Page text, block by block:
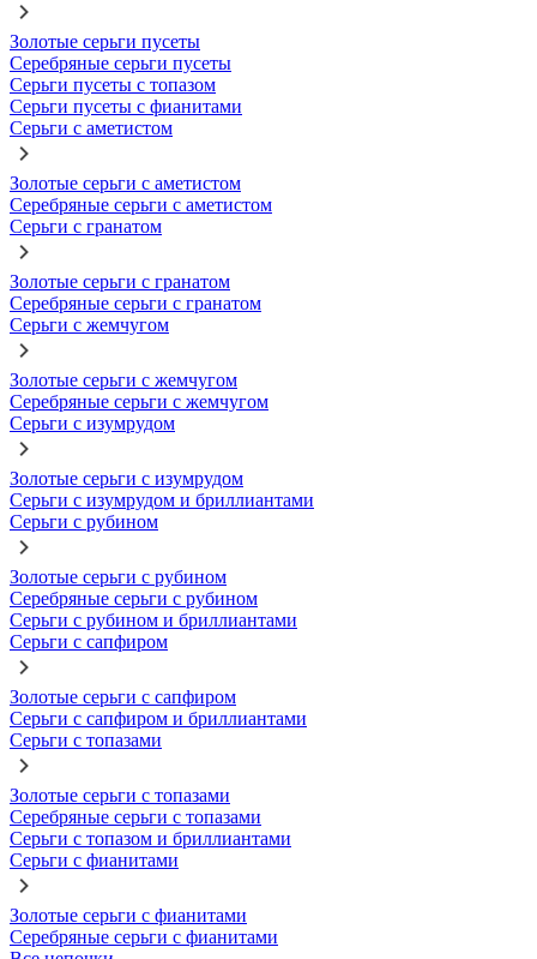
Золотые серьги пусеты
Серебряные серьги пусеты
Серьги пусеты с топазом
Серьги пусеты с фианитами
Серьги с аметистом
Золотые серьги с аметистом
Серебряные серьги с аметистом
Серьги с гранатом
Золотые серьги с гранатом
Серебряные серьги с гранатом
Серьги с жемчугом
Золотые серьги с жемчугом
Серебряные серьги с жемчугом
Серьги с изумрудом
Золотые серьги с изумрудом
Серьги с изумрудом и бриллиантами
Серьги с рубином
Золотые серьги с рубином
Серебряные серьги с рубином
Серьги с рубином и бриллиантами
Серьги с сапфиром
Золотые серьги с сапфиром
Серьги с сапфиром и бриллиантами
Серьги с топазами
Золотые серьги с топазами
Серебряные серьги с топазами
Серьги с топазом и бриллиантами
Серьги с фианитами
Золотые серьги с фианитами
Серебряные серьги с фианитами